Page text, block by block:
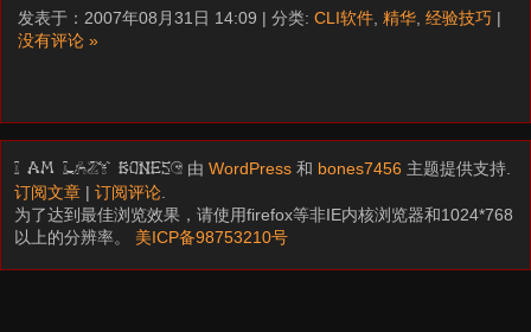
发表于：2007年08月31日 14:09 | 分类: CLI软件 精华 经验技巧 |
没有评论 »
I am LAZY bones? 由WordPress 和 bones7456 主题提供支持.
订阅文章 |订阅评论
为了达到最佳浏览效果，请使用firefox等非IE内核浏览器和1024*768
以上的分辨率。 美ICP备98753210号